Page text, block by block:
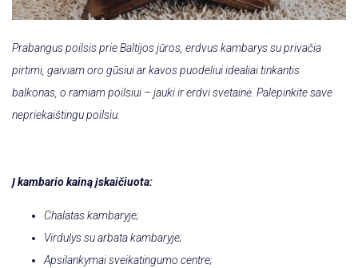
Prabangus poilsis prie Baltijos jūros, erdvus kambarys su privačia
pirtimi, gaiviam oro gūsiui ar kavos puodeliui idealiai tinkantis
balkonas, o ramiam poilsiui – jauki ir erdvi svetainė. Palepinkite save
nepriekaištingu poilsiu.
Į kambario kainą įskaičiuota:
Chalataskambaryje;
Virdulys su arbata kambaryje;
Apsilankymai sveikatingumo centre;